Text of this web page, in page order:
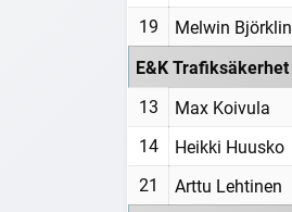
19
Melwin Björklin
E&K Trafiksäkerhet
13 Max Koivula
14 Heikki Huusko
21
Arttu Lehtinen